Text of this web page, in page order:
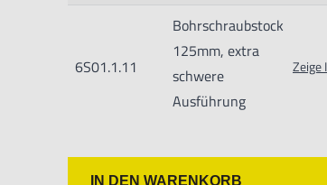
Nur für den vorhergesehenen
Unsachgemäße Verwendung kann
Importeur/Hersteller:
Info@hogetex.com
6S01.1.11
Bohrschraubstock
125mm, extra
schwere
Ausführung
Zeige
IN DEN WARENKORB